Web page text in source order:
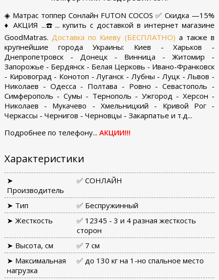
◈ Матрас топпер Сонлайн FUTON COCOS ✅ Скидка —15%
♦ АКЦИЯ ...☎️... купить с доставкой в интернет магазине
GoodMatras.Доставка по Киеву (БЕСПЛАТНО) а также в
крупнейшие города Украины: Киев - Харьков -
Днепропетровск - Донецк - Винница - Житомир -
Запорожье - Бердянск - Белая Церковь - Ивано-Франковск
- Кировоград - Конотоп - Луганск - Лубны - Луцк - Львов -
Николаев - Одесса - Полтава - Ровно - Севастополь -
Симферополь - Сумы - Тернополь - Ужгород - Херсон -
Николаев - Мукачево - Хмельницкий - Кривой Рог -
Черкассы - Чернигов - Черновцы - Закарпатье и т.д...
Подробнее по телефону... АКЦИИ!!!
Характеристики
➤
Производитель
✅ СОНЛАЙН
➤ Тип
✅ Беспружинный
➤ Жесткость
✅ 12345 - 3 и 4 разная жесткость
сторон
➤ Высота, см
✅ 7 см
➤ Максимальная
нагрузка
✅ до 130 кг на 1-но спальное место